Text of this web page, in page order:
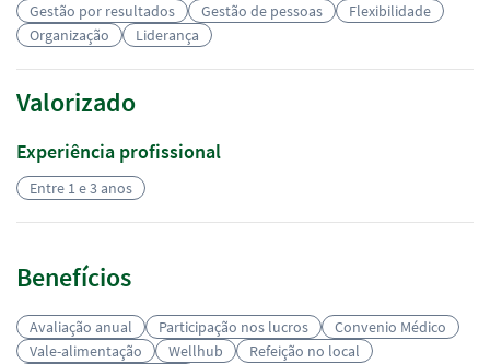
Gestão por resultados Gestão de pessoas
Flexibilidade
Organização
Liderança
Valorizado
Experiência profissional
Entre 1 e 3 anos
Benefícios
Avaliação anual Participação nos lucros
Convenio Médico
Vale-alimentação
Wellhub
Refeição no local